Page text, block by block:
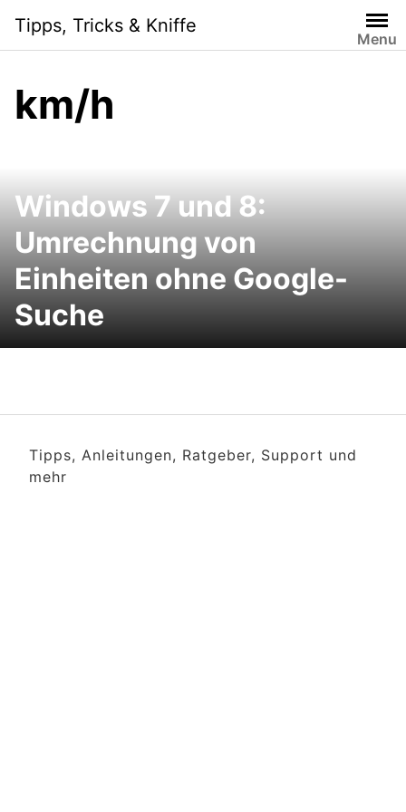
content
Tipps, Tricks & Kniffe
Menu
km/h
Windows 7 und 8:
Umrechnung von
Einheiten ohne Google-
Suche
Tipps, Anleitungen, Ratgeber, Support und
mehr